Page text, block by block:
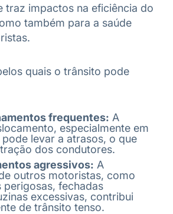
traz impactos na eficiência do
também para a saúde
quais o trânsito pode
frequentes: A
especialmente em
levar a atrasos, o que
dos condutores.
agressivos: A
outros motoristas, como
perigosas, fechadas
excessivas, contribui
de trânsito tenso.